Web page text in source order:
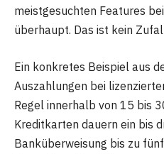
meistgesuchten Features
überhaupt. Das ist kein
Ein konkretes Beispiel aus
Auszahlungen bei
Regel innerhalb von 15 bis
Kreditkarten dauern ein bis
Banküberweisung bis zu